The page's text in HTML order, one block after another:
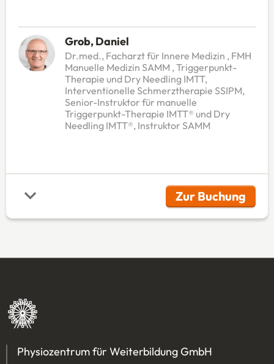
Grob, Daniel
Dr.med., Facharzt für Innere Medizin , FMH
Manuelle Medizin SAMM , Triggerpunkt-
Therapie und Dry Needling IMTT,
Interventionelle Schmerztherapie SSIPM,
Senior-Instruktor für manuelle
Triggerpunkt-Therapie IMTT® und Dry
Needling IMTT®, Instruktor SAMM
Zur Buchung
(Öffnet in
Physiozentrum für Weiterbildung GmbH